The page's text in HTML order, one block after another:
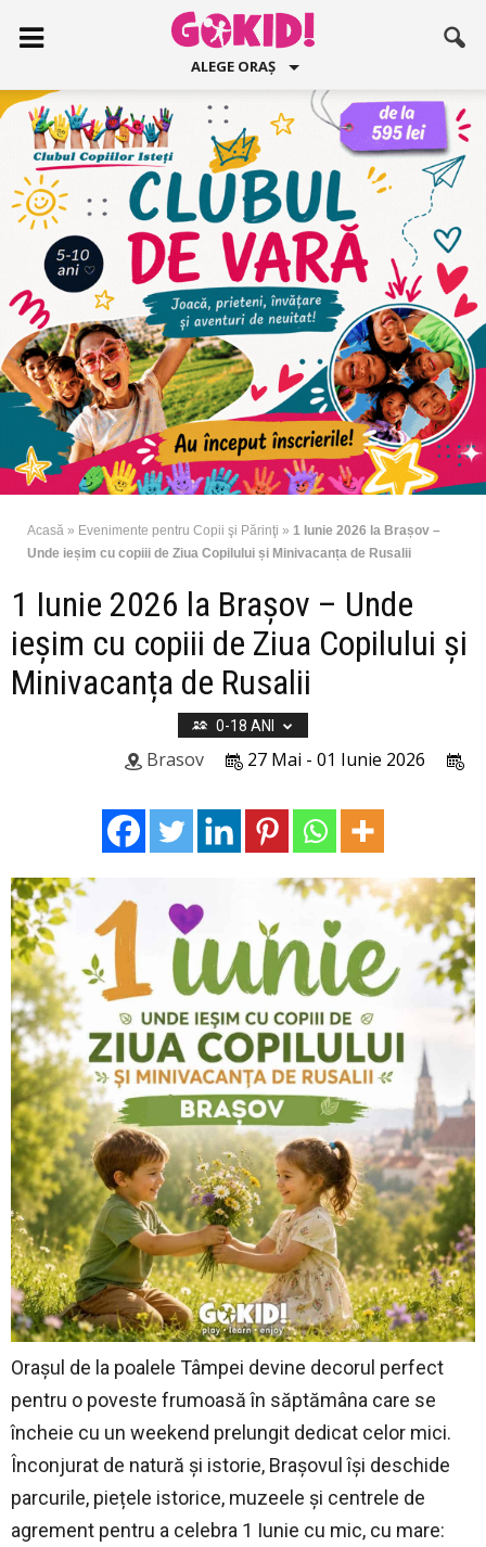
ALEGE ORAȘ
Acasă » Evenimente pentru Copii şi Părinţi » 1 Iunie 2026 la Brașov –
Unde ieșim cu copiii de Ziua Copilului și Minivacanța de Rusalii
1 Iunie 2026 la Brașov – Unde
ieșim cu copiii de Ziua Copilului și
Minivacanța de Rusalii
0-18 ANI
27 Mai - 01 Iunie 2026
Brasov
Orașul de la poalele Tâmpei devine decorul perfect
pentru o poveste frumoasă în săptămâna care se
încheie cu un weekend prelungit dedicat celor mici.
Înconjurat de natură și istorie, Brașovul își deschide
parcurile, piețele istorice, muzeele și centrele de
agrement pentru a celebra 1 Iunie cu mic, cu mare: